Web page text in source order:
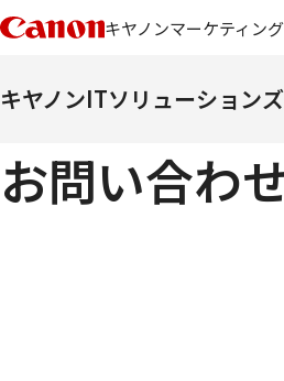
キヤノンマーケティン
キヤノンITソリューション
お問い合わ